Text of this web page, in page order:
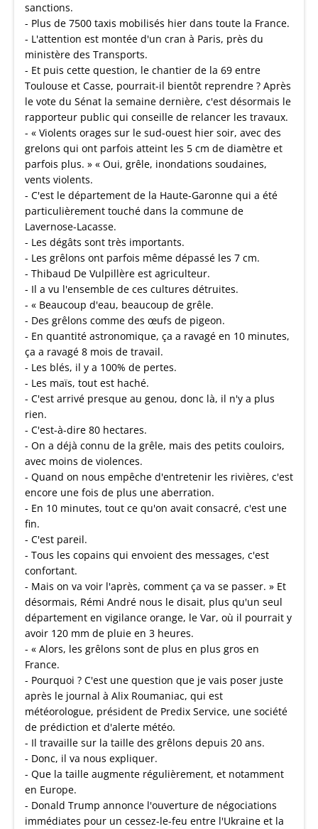
sanctions.
- Plus de 7500 taxis mobilisés hier dans toute la France.
- L'attention est montée d'un cran à Paris, près du
ministère des Transports.
- Et puis cette question, le chantier de la 69 entre
Toulouse et Casse, pourrait-il bientôt reprendre ? Après
le vote du Sénat la semaine dernière, c'est désormais le
rapporteur public qui conseille de relancer les travaux.
- « Violents orages sur le sud-ouest hier soir, avec des
grelons qui ont parfois atteint les 5 cm de diamètre et
parfois plus. » « Oui, grêle, inondations soudaines,
vents violents.
- C'est le département de la Haute-Garonne qui a été
particulièrement touché dans la commune de
Lavernose-Lacasse.
- Les dégâts sont très importants.
- Les grêlons ont parfois même dépassé les 7 cm.
- Thibaud De Vulpillère est agriculteur.
- Il a vu l'ensemble de ces cultures détruites.
- « Beaucoup d'eau, beaucoup de grêle.
- Des grêlons comme des œufs de pigeon.
- En quantité astronomique, ça a ravagé en 10 minutes,
ça a ravagé 8 mois de travail.
- Les blés, il y a 100% de pertes.
- Les maïs, tout est haché.
- C'est arrivé presque au genou, donc là, il n'y a plus
rien.
- C'est-à-dire 80 hectares.
- On a déjà connu de la grêle, mais des petits couloirs,
avec moins de violences.
- Quand on nous empêche d'entretenir les rivières, c'est
encore une fois de plus une aberration.
- En 10 minutes, tout ce qu'on avait consacré, c'est une
fin.
- C'est pareil.
- Tous les copains qui envoient des messages, c'est
confortant.
- Mais on va voir l'après, comment ça va se passer. » Et
désormais, Rémi André nous le disait, plus qu'un seul
département en vigilance orange, le Var, où il pourrait y
avoir 120 mm de pluie en 3 heures.
- « Alors, les grêlons sont de plus en plus gros en
France.
- Pourquoi ? C'est une question que je vais poser juste
après le journal à Alix Roumaniac, qui est
météorologue, président de Predix Service, une société
de prédiction et d'alerte météo.
- Il travaille sur la taille des grêlons depuis 20 ans.
- Donc, il va nous expliquer.
- Que la taille augmente régulièrement, et notamment
en Europe.
- Donald Trump annonce l'ouverture de négociations
immédiates pour un cessez-le-feu entre l'Ukraine et la